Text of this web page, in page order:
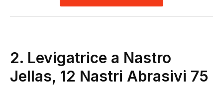
2. Levigatrice a Nastro
Jellas, 12 Nastri Abrasivi 75